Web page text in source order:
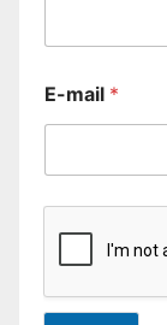
E-mail *